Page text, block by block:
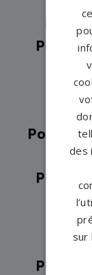
Pompes
des
sur